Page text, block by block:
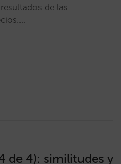
de las
de 4): similitudes y